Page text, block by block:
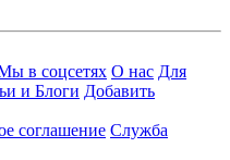
в соцсетях О нас Для
и Блоги Добавить
соглашение Служба